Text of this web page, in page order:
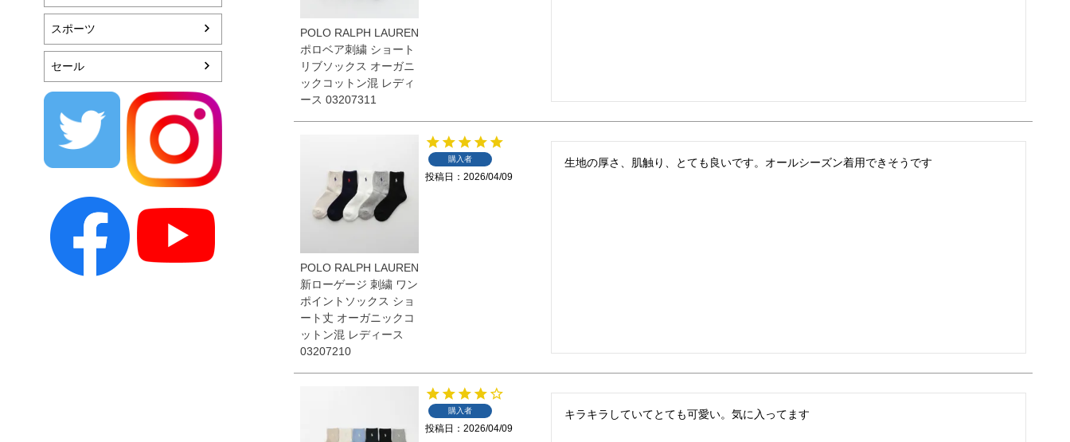
スポーツ
セール
POLO RALPH LAUREN
ポロベア刺繍 ショート
リブソックス オーガニ
ックコットン混 レディ
ース 03207311
POLO RALPH LAUREN
新ローゲージ 刺繍 ワン
ポイントソックス ショ
ート丈 オーガニックコ
ットン混 レディース
03207210
購入者
投稿日 2026/04/09
生地の厚さ、肌触り、とても良いです。オールシーズン着用できそうです
購入者
投稿日 2026/04/09
キラキラしていてとても可愛い。気に入ってます